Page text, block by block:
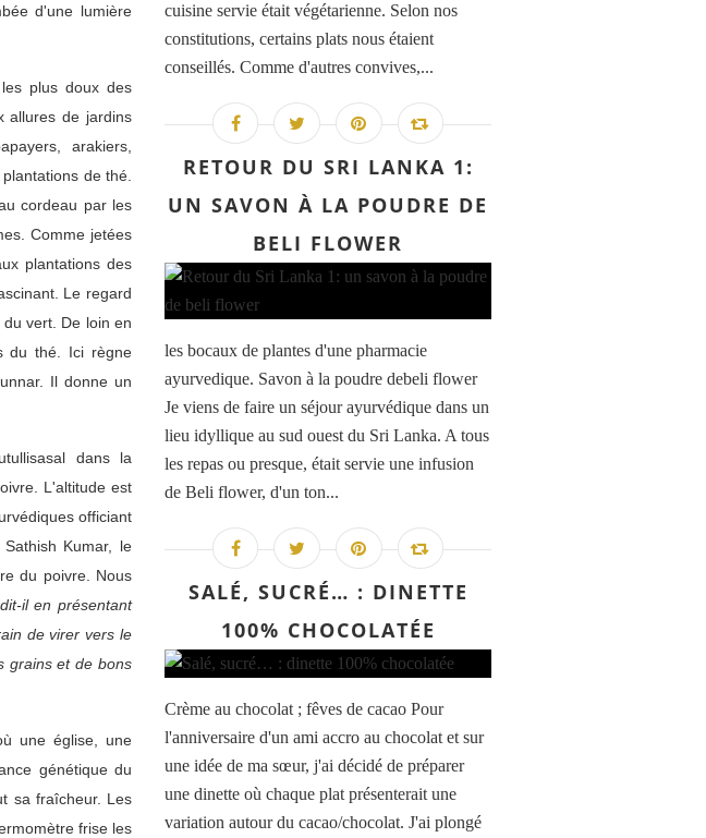
d'une lumière
plus doux des
allures de jardins
arakiers,
de thé.
cordeau par les
Comme jetées
plantations des
Le regard
vert. De loin en
du thé. Ici règne
Il donne un
dans la
L'altitude est
officiant
Kumar, le
du poivre. Nous
il en présentant
de virer vers le
grains et de bons
une église, une
génétique du
sa fraîcheur. Les
frise les
cuisine servie était végétarienne. Selon nos
constitutions, certains plats nous étaient
conseillés. Comme d'autres convives,...
RETOUR DU SRI LANKA 1:
UN SAVON À LA POUDRE DE
BELI FLOWER
les bocaux de plantes d'une pharmacie
ayurvedique. Savon à la poudre debeli flower
Je viens de faire un séjour ayurvédique dans un
lieu idyllique au sud ouest du Sri Lanka. A tous
les repas ou presque, était servie une infusion
de Beli flower, d'un ton...
SALÉ, SUCRÉ… : DINETTE
100% CHOCOLATÉE
Crème au chocolat ; fêves de cacao Pour
l'anniversaire d'un ami accro au chocolat et sur
une idée de ma sœur, j'ai décidé de préparer
une dinette où chaque plat présenterait une
variation autour du cacao/chocolat. J'ai plongé